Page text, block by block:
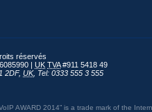
réservés
| UK TVA#911 5418 49
2DF, UK, Tel: 0333 555 3 555
AWARD 2014” is a trade mark of the